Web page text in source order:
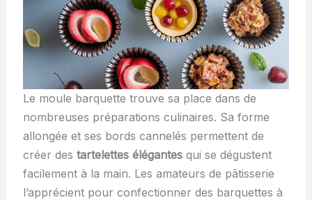
Le moule barquette trouve sa place dans de
nombreuses préparations culinaires. Sa forme
allongée et ses bords cannelés permettent de
créer des tartelettes élégantesqui se dégustent
facilement à la main. Les amateurs de pâtisserie
l’apprécient pour confectionner des barquettes à